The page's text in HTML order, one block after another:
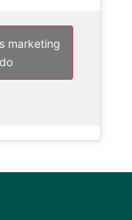
marketing